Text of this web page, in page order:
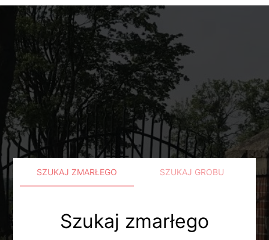
SZUKAJ ZMARŁEGO SZUKAJ GROBU
Szukaj zmarłego